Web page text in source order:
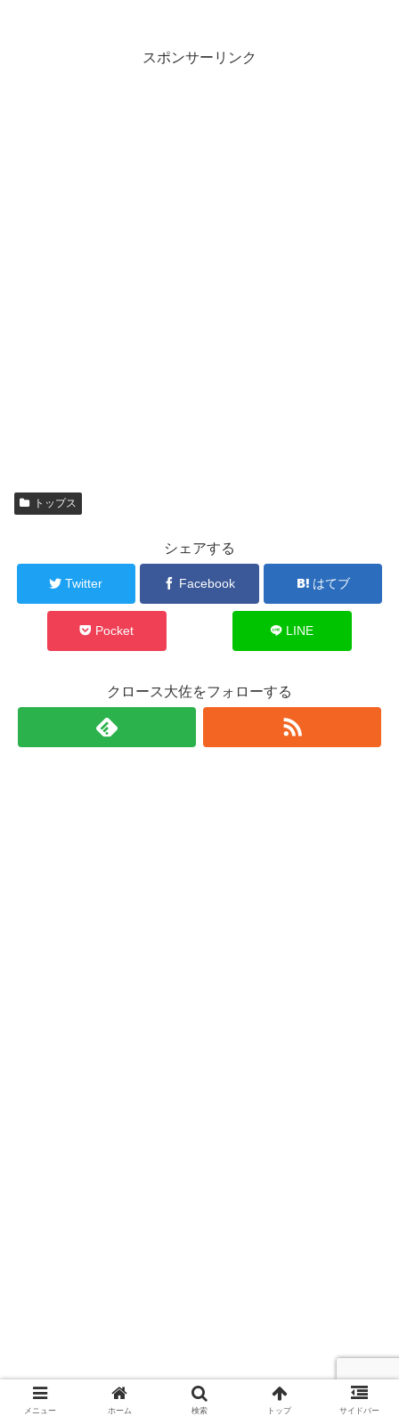
スポンサーリンク
トップス
シェアする
Twitter Facebook はてブ
Pocket LINE
クロース大佐をフォローする
メニュー ホーム 検索 トップ サイドバー